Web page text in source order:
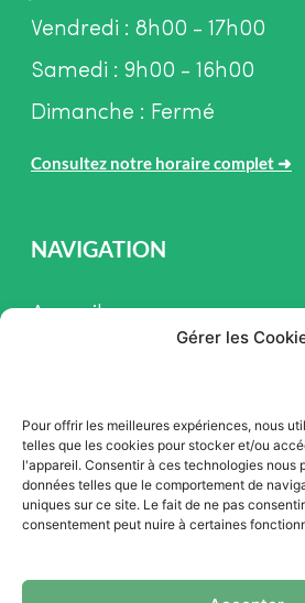
Gérer les
Pour offrir les meilleures expériences, nous
telles que les cookies pour stocker et/ou
l'appareil. Consentir à ces technologies nous
données telles que le comportement de
uniques sur ce site. Le fait de ne pas
consentement peut nuire à certaines
Vendredi : 8h00 - 17h00
Samedi : 9h00 - 16h00
Dimanche : Fermé
Consultez notre horaire complet ➜
NAVIGATION
Accueil
Promotion
Blogue
Nous contacter